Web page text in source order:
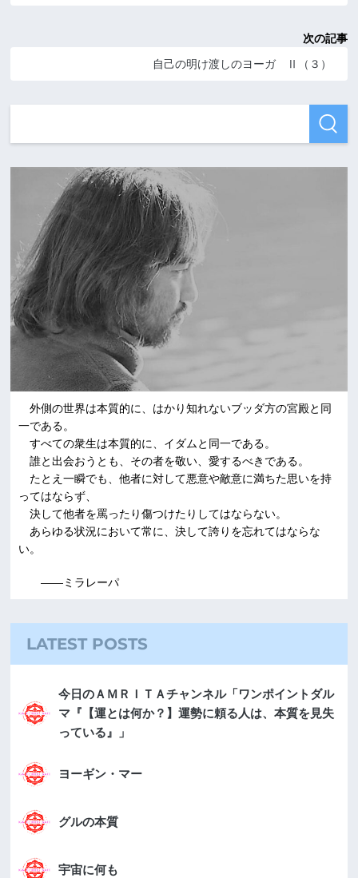
次の記事
自己の明け渡しのヨーガ Ⅱ（３）
外側の世界は本質的に、はかり知れないブッダ方の宮殿と同
一である。
すべての衆生は本質的に、イダムと同一である。
誰と出会おうとも、その者を敬い、愛するべきである。
たとえ一瞬でも、他者に対して悪意や敵意に満ちた思いを持
ってはならず、
決して他者を罵ったり傷つけたりしてはならない。
あらゆる状況において常に、決して誇りを忘れてはならな
い。
――ミラレーパ
LATEST POSTS
今日のＡＭＲＩＴＡチャンネル「ワンポイントダル
マ『【運とは何か？】運勢に頼る人は、本質を見失
っている』」
ヨーギン・マー
グルの本質
宇宙に何も